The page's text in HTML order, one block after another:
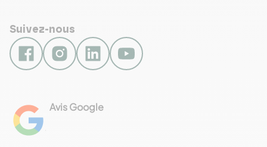
Suivez-nous
Avis Google
NEWSLETTER
recettes ?
Chaque semaine, nous vous